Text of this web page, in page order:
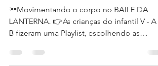
Salesiano Recife
17 de ago. de 2021
1 min de leitura
Baile da lanterna - Infantil V (A
e B)